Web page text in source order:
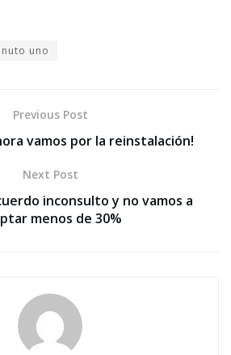
uno
Previous Post
vamos por la reinstalación!
Next Post
inconsulto y no vamos a
menos de 30%